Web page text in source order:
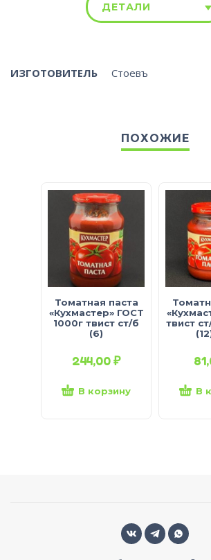
ДЕТАЛИ
ИЗГОТОВИТЕЛЬ Стоевъ
ПОХОЖИЕ
Томатная паста
«Кухмастер» ГОСТ
1000г твист ст/б
(6)
244,00₽
В корзину
твист
В